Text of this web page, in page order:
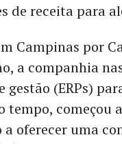
de receita para
Campinas por
a companhia
gestão (ERPs)
tempo, começou
a oferecer uma